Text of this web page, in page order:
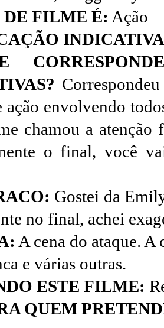
DE FILME É: Ação
envolvendo
chamou a
o final, você
Gostei da
no final, achei
A cena do ataque.
e várias outras.
ESTE FILME:
QUEM